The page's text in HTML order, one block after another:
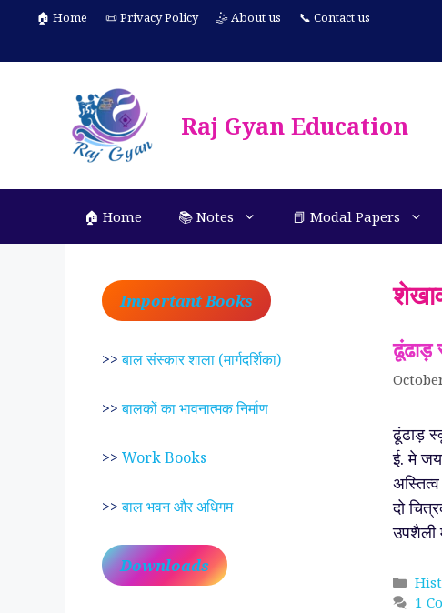
content
🏠 Home 📜 Privacy Policy 🤹 About us 📞 Contact us
Raj Gyan Education
🏠 Home 📚 Notes 📕 Modal Papers
ढूंढाड़
ई. मे
दो
उपशैली
1
Important Books
>>बाल संस्कार शाला (मार्गदर्शिका)
>>बालकों का भावनात्मक निर्माण
>> Work Books
>>बाल भवन और अधिगम
Downloads